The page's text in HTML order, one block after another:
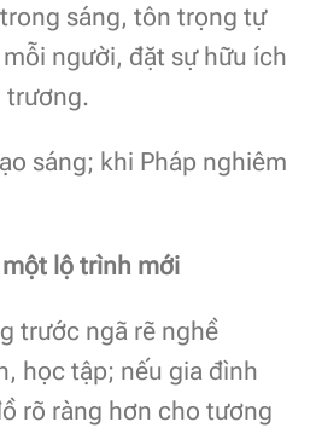
sáng, tôn trọng tự
người, đặt sự hữu ích
trương.
sáng; khi Pháp nghiêm
lộ trình mới
trước ngã rẽ nghề
học tập; nếu gia đình
rõ ràng hơn cho tương